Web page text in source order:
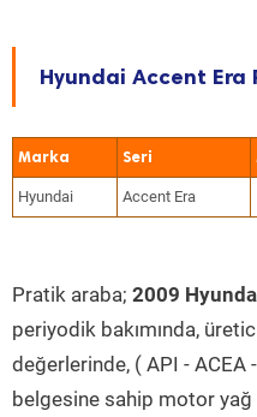
Hyundai Accent Era
Marka Seri
Hyundai Accent Era
Pratik araba; 2009
periyodik bakımında,
değerlerinde, ( API -
belgesine sahip motor yağ